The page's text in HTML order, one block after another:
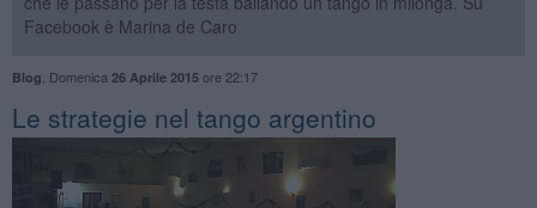
Facebook è Marina de Caro
Blog Domenica 26 Aprile 2015ore 22:17
Le strategie nel tango argentino